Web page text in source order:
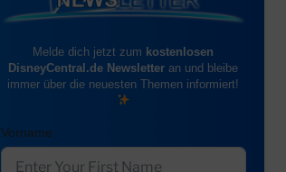
Melde dich jetzt zum kostenlosen
DisneyCentral.de Newsletter an und bleibe
immer über die neuesten Themen informiert!
Vorname